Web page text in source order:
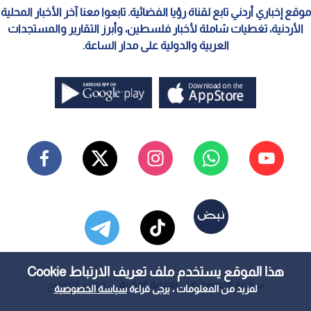
هذا الموقع يستخدم ملف تعريف الارتباط Cookie
لمزيد من المعلومات ، يرجى قراءةسياسة الخصوصية
موقع إخباري أردني تابع لقناة رؤيا الفضائية. تابعوا معنا آخر الأخبار المحلية
الأردنية، تغطيات شاملة لأخبار فلسطين، وأبرز التقارير والمستجدات
العربية والدولية على مدار الساعة.
سياسة الخصوصية الملكية الفكرية معايير التصحيح